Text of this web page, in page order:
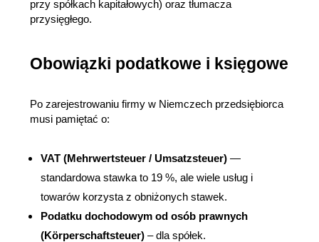
przy spółkach kapitałowych) oraz tłumacza
przysięgłego.
Obowiązki podatkowe i księgowe
Po zarejestrowaniu firmy w Niemczech przedsiębiorca
musi pamiętać o:
VAT (Mehrwertsteuer / Umsatzsteuer) —
standardowa stawka to 19 %, ale wiele usług i
towarów korzysta z obniżonych stawek.
Podatku dochodowym od osób prawnych
(Körperschaftsteuer) – dla spółek.